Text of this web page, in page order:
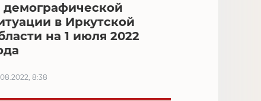
в Иркутской
на 1 июля 2022
8:38